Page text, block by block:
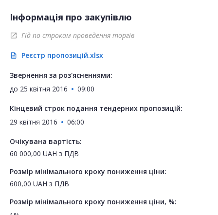
Інформація про закупівлю
open_in_new Гід по строкам проведення торгів
description Реєстр пропозицій.xlsx
Звернення за роз'ясненнями:
до 25 квітня 2016 09:00
Кінцевий строк подання тендерних пропозицій:
29 квітня 2016
06:00
Очікувана вартість:
60 000,00 UAH з ПДВ
Розмір мінімального кроку пониження ціни:
600,00 UAH з ПДВ
Розмір мінімального кроку пониження ціни, %: